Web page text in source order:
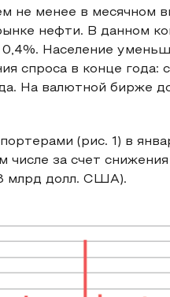
не менее в месячном
нефти. В данном
Население
спроса в конце года:
На валютной бирже
(рис. 1) в
числе за счет
млрд долл. США).